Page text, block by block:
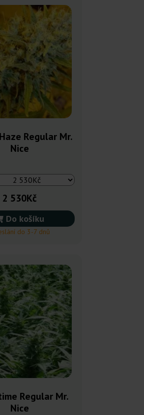
Regular Mr.
Nice
2 530Kč
Do košíku
do 3-7 dnů
Regular Mr.
Nice